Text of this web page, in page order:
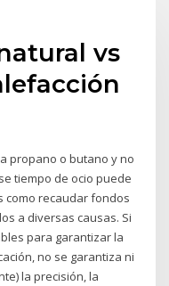
vs
propano o butano y no
tiempo de ocio puede
como recaudar fondos
a diversas causas. Si
para garantizar la
no se garantiza ni
la precisión, la